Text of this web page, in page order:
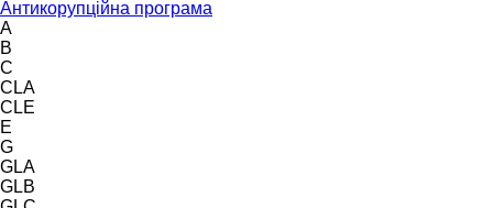
Антикорупційна програма
A
B
C
CLA
CLE
E
G
GLA
GLB